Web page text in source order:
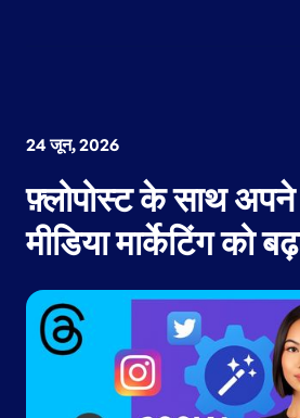
24 जून, 2026
फ़्लोपोस्ट के साथ
मीडिया मार्केटिंग को